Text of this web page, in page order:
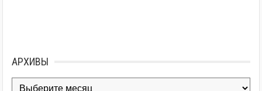
АРХИВЫ
Архивы